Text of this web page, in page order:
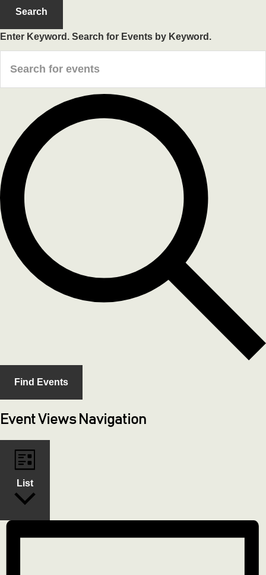
Search
Enter Keyword. Search for Events by Keyword.
Find Events
Event Views Navigation
List